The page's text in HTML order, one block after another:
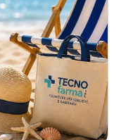
di contenimento è
e temporaneo
con problemi di
impedire cadute
involontari,